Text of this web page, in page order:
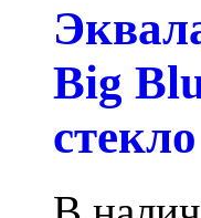
Big
стекло